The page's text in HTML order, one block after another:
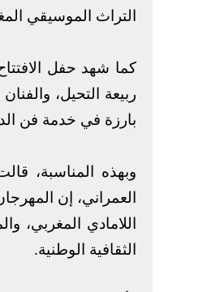
التراث الموسيقي
كما شهد حفل
ربيعة التحيل،
بارزة في خدمة فن
وبهذه المناسبة،
العمراني، إن
اللامادي المغربي،
الثقافية الوطنية.